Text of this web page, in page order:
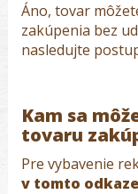
Áno, tovar
zakúpenia bez
nasledujte
Kam sa
tovaru
Pre vybavenie
v tomto